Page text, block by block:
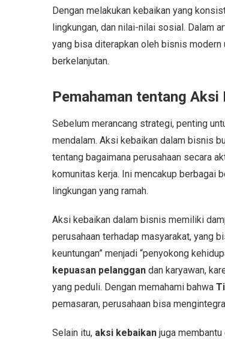
Dengan melakukan kebaikan yang
lingkungan, dan nilai-nilai sosial. Dalam
yang bisa diterapkan oleh bisnis modern
berkelanjutan.
Pemahaman tentang
Sebelum merancang strategi, penting
mendalam. Aksi kebaikan dalam bisnis
tentang bagaimana perusahaan secara
komunitas kerja. Ini mencakup berbagai
lingkungan yang ramah.
Aksi kebaikan dalam bisnis memiliki
perusahaan terhadap masyarakat, yang
keuntungan” menjadi “penyokong
kepuasan pelanggan dan karyawan,
yang peduli. Dengan memahami bahwa
pemasaran, perusahaan bisa
Selain itu, aksi kebaikan juga